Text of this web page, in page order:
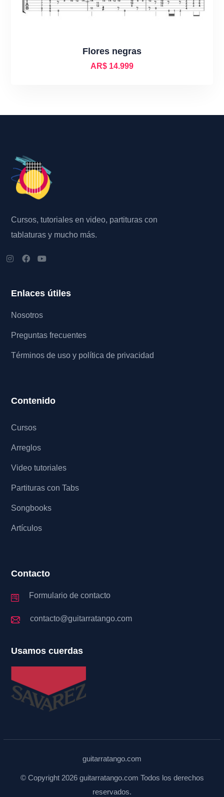
Flores negras
AR$ 14.999
Cursos, tutoriales en video, partituras con
tablaturas y mucho más.
Enlaces útiles
Nosotros
Preguntas frecuentes
Términos de uso y política de privacidad
Contenido
Cursos
Arreglos
Video tutoriales
Partituras con Tabs
Songbooks
Artículos
Contacto
Formulario de contacto
contacto@guitarratango.com
Usamos cuerdas
guitarratango.com
© Copyright 2026 guitarratango.com Todos los derechos
reservados.